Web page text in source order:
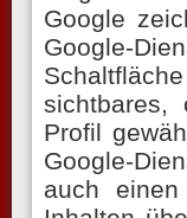
Google
Google-
sichtbares,
Profil
Google-
auch